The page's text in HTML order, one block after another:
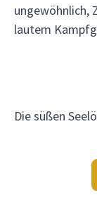
ungewöhnlich,
lautem
Die süßen